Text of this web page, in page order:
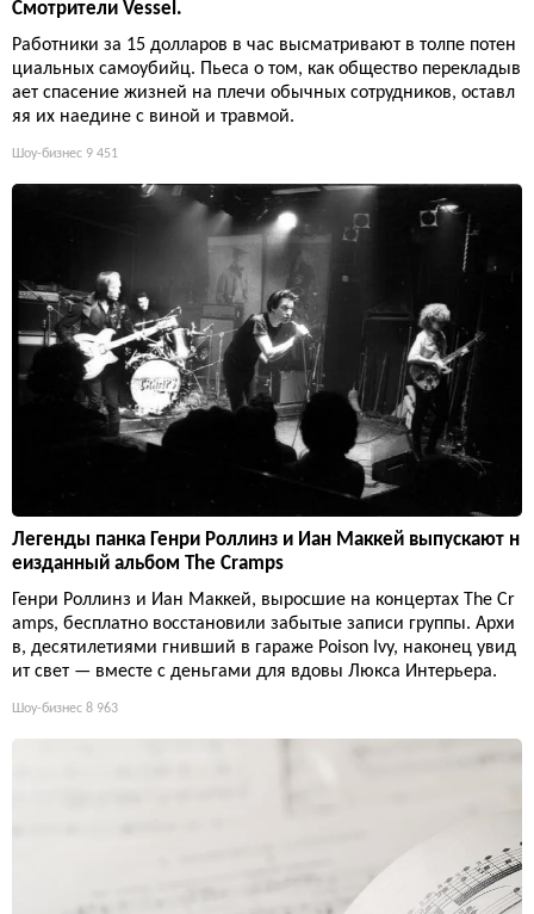
Смотрители Vessel.
Работники за 15 долларов в час высматривают в толпе потен
циальных самоубийц. Пьеса о том, как общество перекладыв
ает спасение жизней на плечи обычных сотрудников, оставл
яя их наедине с виной и травмой.
Шоу-бизнес 9 451
Легенды панка Генри Роллинз и Иан Маккей выпускают н
еизданный альбом The Cramps
Генри Роллинз и Иан Маккей, выросшие на концертах The Cr
amps, бесплатно восстановили забытые записи группы. Архи
в, десятилетиями гнивший в гараже Poison Ivy, наконец увид
ит свет — вместе с деньгами для вдовы Люкса Интерьера.
Шоу-бизнес 8 963